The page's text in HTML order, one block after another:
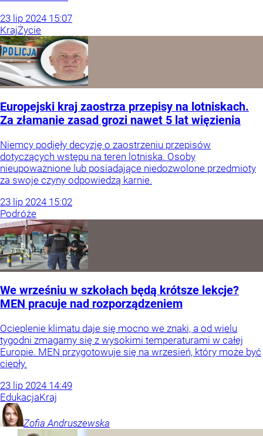
23 lip 2024 15:07
KrajŻycie
Europejski kraj zaostrza przepisy na lotniskach.
Za złamanie zasad grozi nawet 5 lat więzienia
Niemcy podjęły decyzję o zaostrzeniu przepisów
dotyczących wstępu na teren lotniska. Osoby
nieupoważnione lub posiadające niedozwolone przedmioty
za swoje czyny odpowiedzą karnie.
23 lip 2024 15:02
Podróże
We wrześniu w szkołach będą krótsze lekcje?
MEN pracuje nad rozporządzeniem
Ocieplenie klimatu daje się mocno we znaki, a od wielu
tygodni zmagamy się z wysokimi temperaturami w całej
Europie. MEN przygotowuje się na wrzesień, który może być
ciepły.
23 lip 2024 14:49
EdukacjaKraj
Zofia Andruszewska